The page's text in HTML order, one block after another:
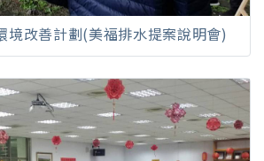
境改善計劃(美福排水提案說明會)